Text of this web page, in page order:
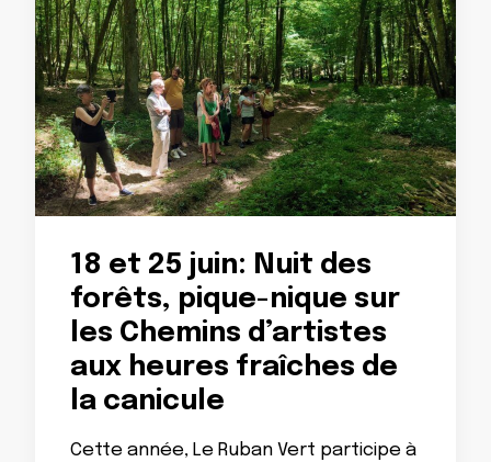
18 et 25 juin: Nuit des
forêts, pique-nique sur
les Chemins d’artistes
aux heures fraîches de
la canicule
Cette année, Le Ruban Vert participe à